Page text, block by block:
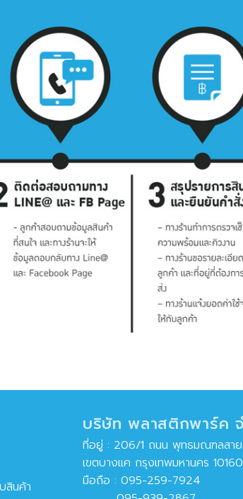
สินค้า
บริษัท พลาสติกพาร์ค
ที่อยู่ : 206/1 ถนน พุทธมณฑลสาย
เขตบางแค กรุงเทพมหานคร 10160
มือถือ : 095-259-7924